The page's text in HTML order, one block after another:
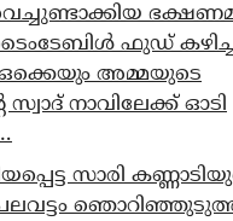
ഫുഡ്
അമ്മയുടെ
നാവിലേക്ക് ഓടി
സാരി